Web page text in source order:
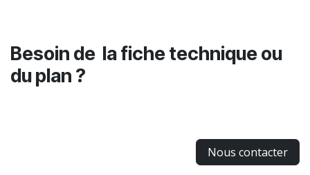
Besoin de la fiche technique ou
du plan ?
Nous contacter